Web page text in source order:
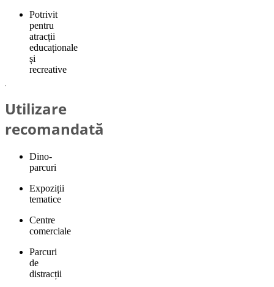
Potrivit
pentru
atracții
educaționale
și
recreative
Utilizare
recomandată
Dino-
parcuri
Expoziții
tematice
Centre
comerciale
Parcuri
de
distracții